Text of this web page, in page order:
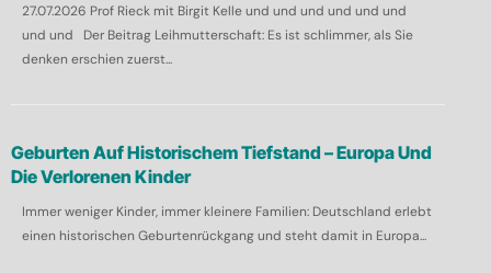
n
a
27.07.2026 Prof Rieck mit Birgit Kelle und und und und und und
und und Der Beitrag Leihmutterschaft: Es ist schlimmer, als Sie
denken erschien zuerst...
Geburten Auf Historischem Tiefstand – Europa Und
Die Verlorenen Kinder
Immer weniger Kinder, immer kleinere Familien: Deutschland erlebt
einen historischen Geburtenrückgang und steht damit in Europa...